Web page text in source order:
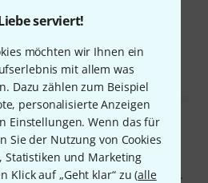
serviert!
möchten wir Ihnen ein
mit allem was
Dazu zählen zum Beispiel
personalisierte Anzeigen
Einstellungen. Wenn das für
Sie der Nutzung von Cookies
Statistiken und Marketing
Klick auf „Geht klar“ zu (alle
MELDEN
schrille Beitöne
Whistling ca. ein halbes Jahr.